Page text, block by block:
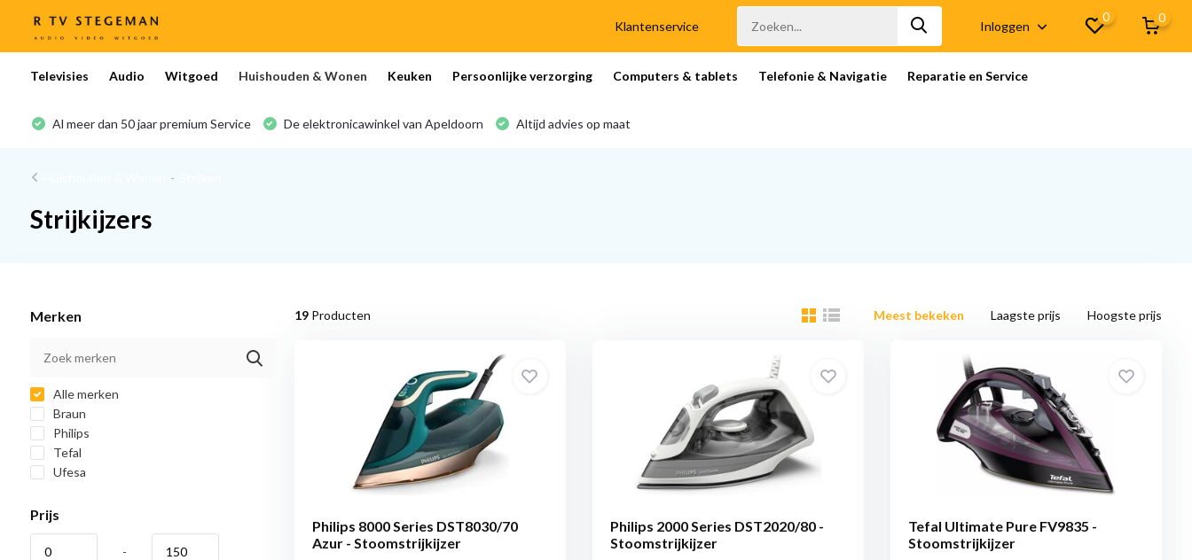
Klantenservice Inloggen
0 0
Televisies Audio Witgoed Huishouden & Wonen Keuken Persoonlijke verzorging Computers & tablets Telefonie & Navigatie Reparatie en Service
Al meer dan 50 jaar premium Service De elektronicawinkel van Apeldoorn Altijd advies op maat
-
Strijkijzers
Merken
Alle merken
Braun
Philips
Tefal
Ufesa
Prijs
-
19Producten Meest bekeken Laagste prijs Hoogste prijs
Philips 8000 Series DST8030/70
Azur - Stoomstrijkijzer
Philips 2000 Series DST2020/80 -
Stoomstrijkijzer
Tefal Ultimate Pure FV9835 -
Stoomstrijkijzer